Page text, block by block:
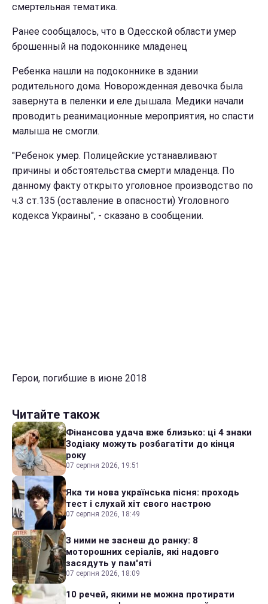
смертельная тематика.
Ранее сообщалось, что в Одесской области умер
брошенный на подоконнике младенец
Ребенка нашли на подоконнике в здании
родительного дома. Новорожденная девочка была
завернута в пеленки и еле дышала. Медики начали
проводить реанимационные мероприятия, но спасти
малыша не смогли.
"Ребенок умер. Полицейские устанавливают
причины и обстоятельства смерти младенца. По
данному факту открыто уголовное производство по
ч.3 ст.135 (оставление в опасности) Уголовного
кодекса Украины", - сказано в сообщении.
Герои, погибшие в июне 2018
Читайте також
Фінансова удача вже близько: ці 4 знаки
Зодіаку можуть розбагатіти до кінця
року
07 серпня 2026, 19:51
Яка ти нова українська пісня: проходь
тест і слухай хіт свого настрою
07 серпня 2026, 18:49
З ними не заснеш до ранку: 8
моторошних серіалів, які надовго
засядуть у пам'яті
07 серпня 2026, 18:09
10 речей, якими не можна протирати